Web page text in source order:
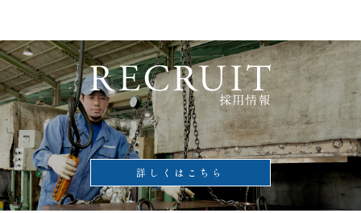
詳しくはこちら